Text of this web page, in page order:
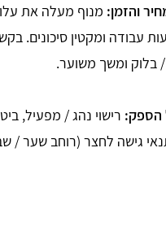
והזמן: מנוף מעלה את
עבודה ומקטין סיכונים.
בלוק ומשך משוער.
הספק: רישוי נהג / מפעיל,
גישה לחצר (רוחב שער /